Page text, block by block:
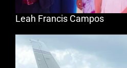
Leah Francis Campos